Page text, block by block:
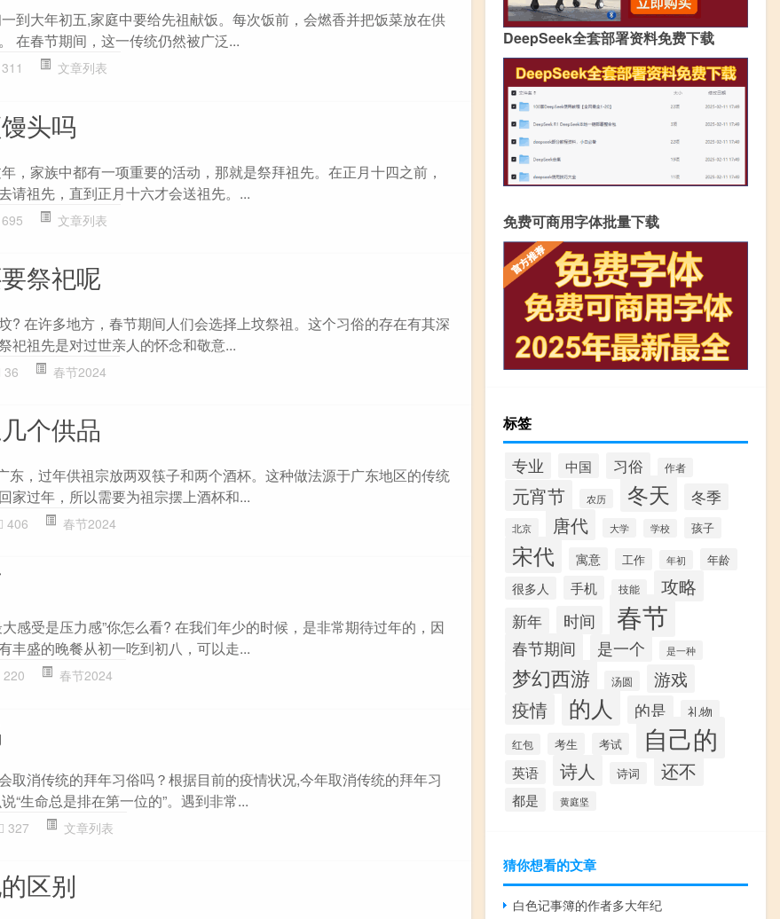
到大年初五,家庭中要给先祖献饭。每次饭前，会燃香并把饭菜放在供
在春节期间，这一传统仍然被广泛...
311 文章列表
头吗
，家族中都有一项重要的活动，那就是祭拜祖先。在正月十四之前，
请祖先，直到正月十六才会送祖先。...
695 文章列表
祭祀呢
? 在许多地方，春节期间人们会选择上坟祭祖。这个习俗的存在有其深
祀祖先是对过世亲人的怀念和敬意...
36 春节2024
个供品
东，过年供祖宗放两双筷子和两个酒杯。这种做法源于广东地区的传统
家过年，所以需要为祖宗摆上酒杯和...
406 春节2024
感受是压力感”你怎么看? 在我们年少的时候，是非常期待过年的，因
丰盛的晚餐从初一吃到初八，可以走...
220 春节2024
取消传统的拜年习俗吗？根据目前的疫情状况,今年取消传统的拜年习
“生命总是排在第一位的”。遇到非常...
327 文章列表
区别
DeepSeek全套部署资料免费下载
免费可商用字体批量下载
标签
专业 中国 习俗 作者
元宵节 农历 冬天 冬季
北京 唐代 大学 学校 孩子
宋代 寓意 工作 年初 年龄
很多人 手机 技能 攻略
新年 时间 春节
春节期间 是一个 是一种
梦幻西游 汤圆 游戏
疫情 的人 的是 礼物
红包 考生 考试 自己的
英语 诗人 诗词 还不
都是 黄庭坚
猜你想看的文章
白色记事簿的作者多大年纪